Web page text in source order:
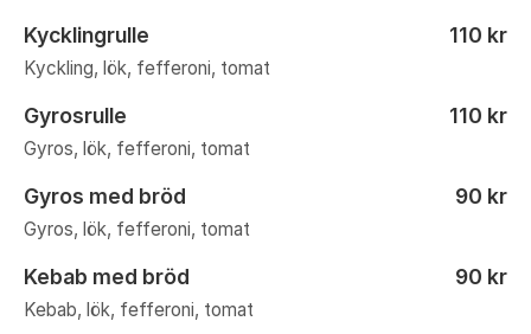
Kycklingrulle 110 kr
Kyckling, lök, fefferoni, tomat
Gyrosrulle 110 kr
Gyros, lök, fefferoni, tomat
Gyros med bröd 90 kr
Gyros, lök, fefferoni, tomat
Kebab med bröd 90 kr
Kebab, lök, fefferoni, tomat